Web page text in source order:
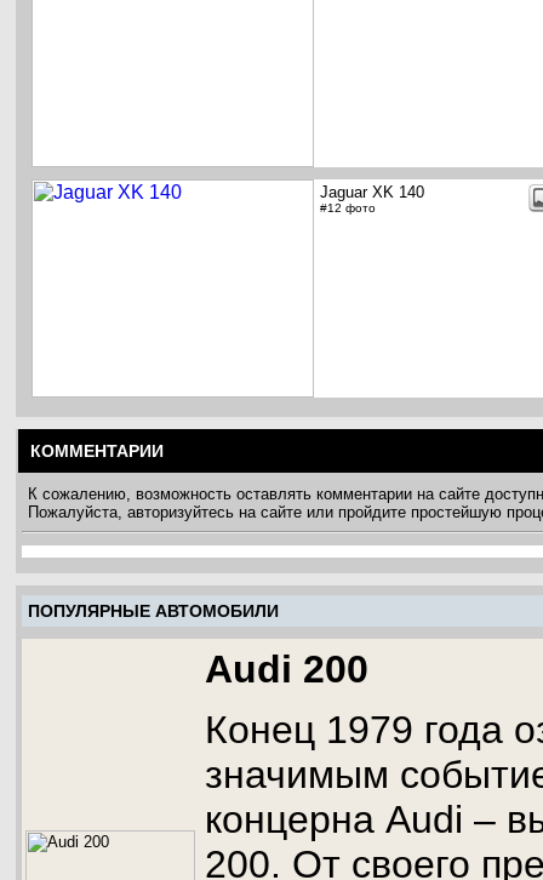
Jaguar XK 140
#12 фото
КОММЕНТАРИИ
К сожалению, возможность оставлять комментарии на сайте
Пожалуйста, авторизуйтесь на сайте или пройдите простейшую
ПОПУЛЯРНЫЕ АВТОМОБИЛИ
Audi 200
Конец 1979 года
значимым
концерна Audi –
200. От своего